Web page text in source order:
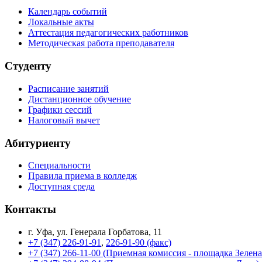
Календарь событий
Локальные акты
Аттестация педагогических работников
Методическая работа преподавателя
Студенту
Расписание занятий
Дистанционное обучение
Графики сессий
Налоговый вычет
Абитуриенту
Специальности
Правила приема в колледж
Доступная среда
Контакты
г. Уфа, ул. Генерала Горбатова, 11
+7 (347) 226-91-91 , 226-91-90 (факс)
+7 (347) 266-11-00 (Приемная комиссия - площадка